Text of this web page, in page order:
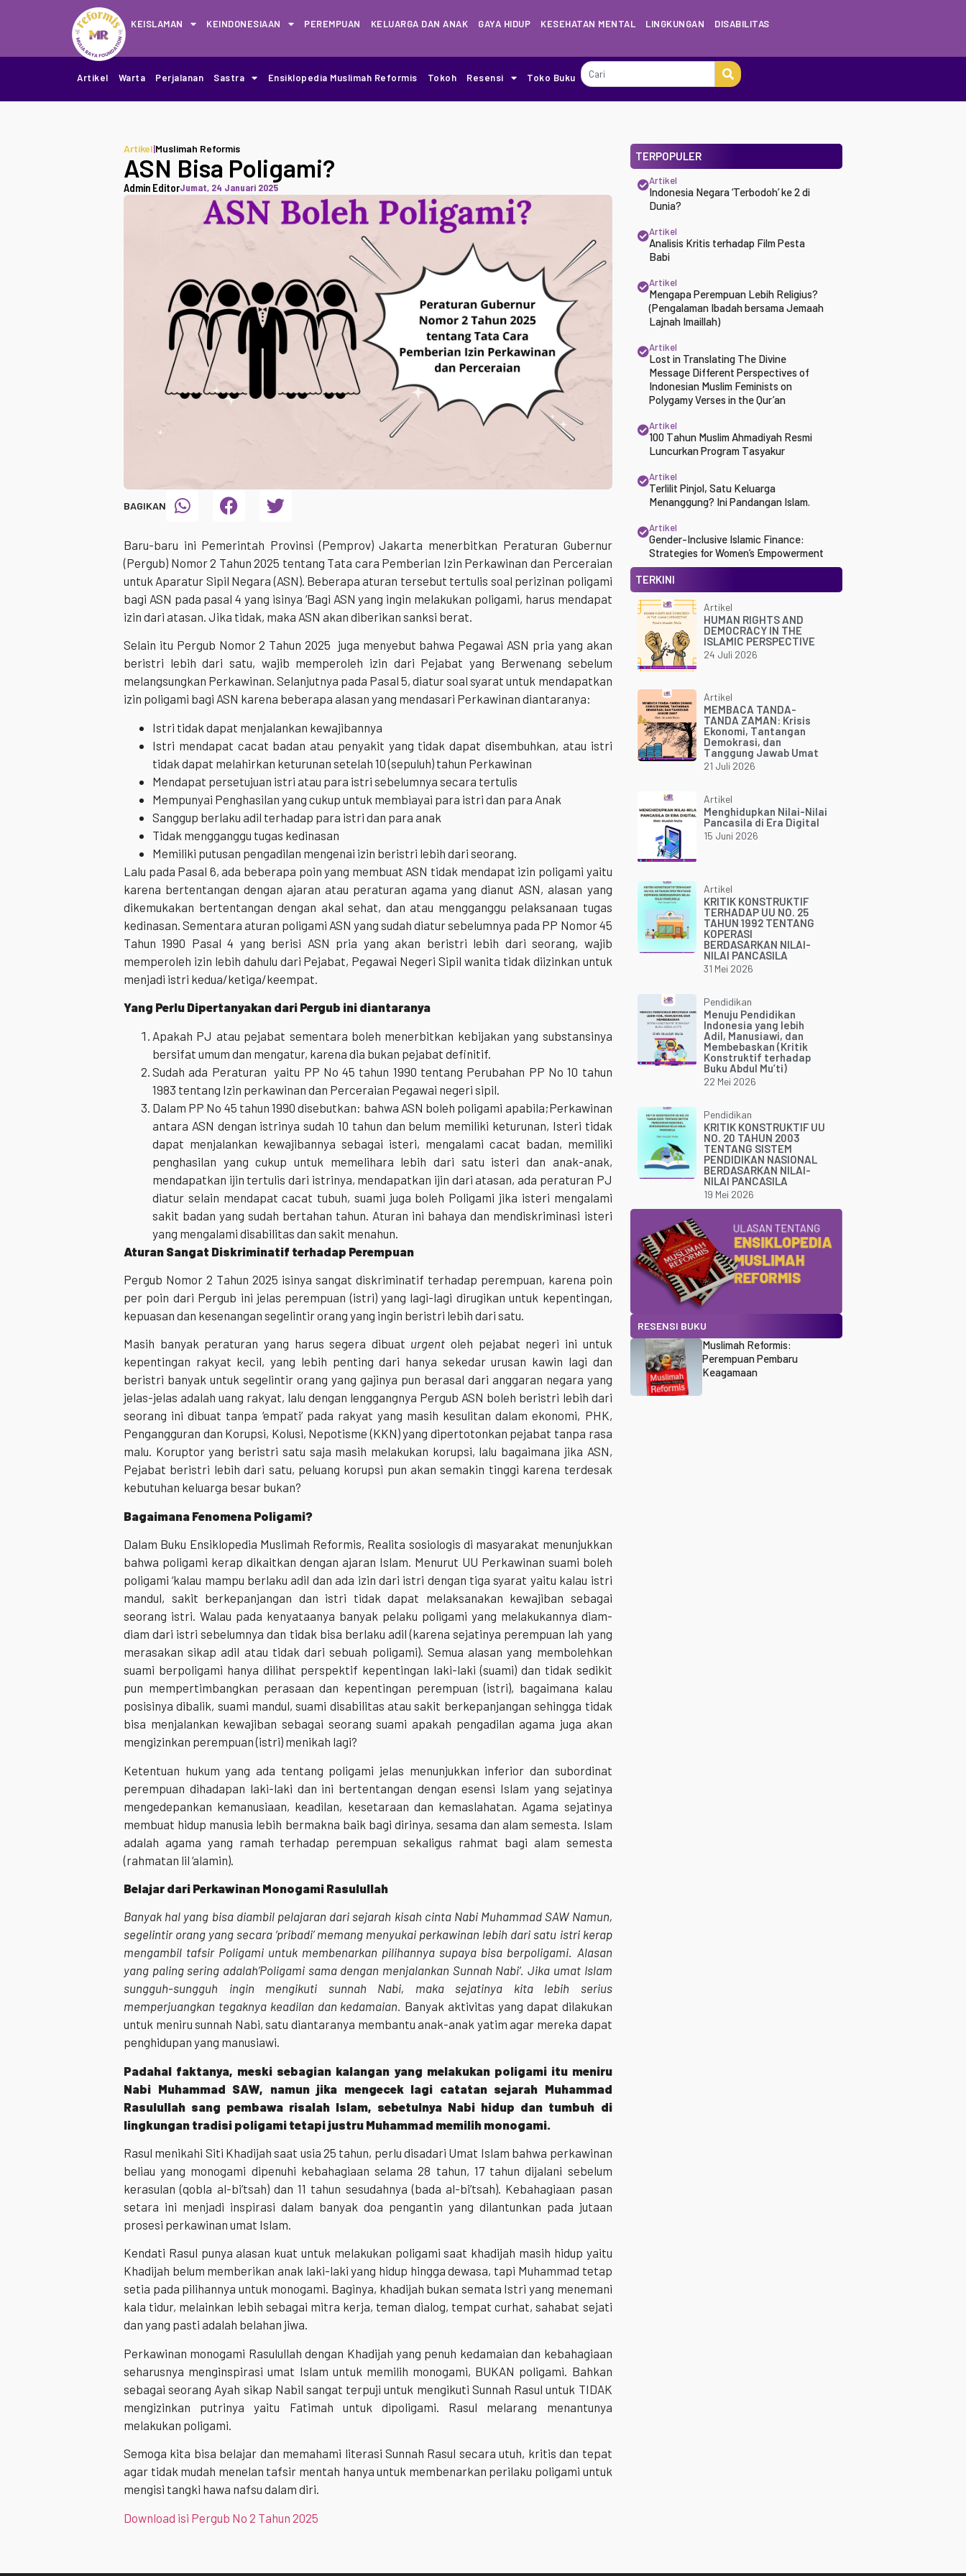
KEISLAMAN KEINDONESIAAN PEREMPUAN KELUARGA DAN ANAK GAYA HIDUP KESEHATAN MENTAL LINGKUNGAN DISABILITAS
Artikel Warta Perjalanan Sastra Ensiklopedia Muslimah Reformis Tokoh Resensi Toko Buku
Artikel|Muslimah Reformis
ASN Bisa Poligami?
Admin EditorJumat, 24 Januari 2025
BAGIKAN
Baru-baru ini Pemerintah Provinsi (Pemprov) Jakarta menerbitkan Peraturan Gubernur
(Pergub) Nomor 2 Tahun 2025 tentang Tata cara Pemberian Izin Perkawinan dan Perceraian
untuk Aparatur Sipil Negara (ASN). Beberapa aturan tersebut tertulis soal perizinan poligami
bagi ASN pada pasal 4 yang isinya ‘Bagi ASN yang ingin melakukan poligami, harus mendapat
izin dari atasan. Jika tidak, maka ASN akan diberikan sanksi berat.
Selain itu Pergub Nomor 2 Tahun 2025 juga menyebut bahwa Pegawai ASN pria yang akan
beristri lebih dari satu, wajib memperoleh izin dari Pejabat yang Berwenang sebelum
melangsungkan Perkawinan. Selanjutnya pada Pasal 5, diatur soal syarat untuk mendapatkan
izin poligami bagi ASN karena beberapa alasan yang mendasari Perkawinan diantaranya:
Istri tidak dapat menjalankan kewajibannya
Istri mendapat cacat badan atau penyakit yang tidak dapat disembuhkan, atau istri
tidak dapat melahirkan keturunan setelah 10 (sepuluh) tahun Perkawinan
Mendapat persetujuan istri atau para istri sebelumnya secara tertulis
Mempunyai Penghasilan yang cukup untuk membiayai para istri dan para Anak
Sanggup berlaku adil terhadap para istri dan para anak
Tidak mengganggu tugas kedinasan
Memiliki putusan pengadilan mengenai izin beristri lebih dari seorang.
Lalu pada Pasal 6, ada beberapa poin yang membuat ASN tidak mendapat izin poligami yaitu
karena bertentangan dengan ajaran atau peraturan agama yang dianut ASN, alasan yang
dikemukakan bertentangan dengan akal sehat, dan atau mengganggu pelaksanaan tugas
kedinasan. Sementara aturan poligami ASN yang sudah diatur sebelumnya pada PP Nomor 45
Tahun 1990 Pasal 4 yang berisi ASN pria yang akan beristri lebih dari seorang, wajib
memperoleh izin lebih dahulu dari Pejabat, Pegawai Negeri Sipil wanita tidak diizinkan untuk
menjadi istri kedua/ketiga/keempat.
Yang Perlu Dipertanyakan dari Pergub ini diantaranya
Apakah PJ atau pejabat sementara boleh menerbitkan kebijakan yang substansinya
bersifat umum dan mengatur, karena dia bukan pejabat definitif.
Sudah ada Peraturan yaitu PP No 45 tahun 1990 tentang Perubahan PP No 10 tahun
1983 tentang Izin perkawinan dan Perceraian Pegawai negeri sipil.
Dalam PP No 45 tahun 1990 disebutkan: bahwa ASN boleh poligami apabila;Perkawinan
antara ASN dengan istrinya sudah 10 tahun dan belum memiliki keturunan, Isteri tidak
dapat menjalankan kewajibannya sebagai isteri, mengalami cacat badan, memiliki
penghasilan yang cukup untuk memelihara lebih dari satu isteri dan anak-anak,
mendapatkan ijin tertulis dari istrinya, mendapatkan ijin dari atasan, ada peraturan PJ
diatur selain mendapat cacat tubuh, suami juga boleh Poligami jika isteri mengalami
sakit badan yang sudah bertahan tahun. Aturan ini bahaya dan mendiskriminasi isteri
yang mengalami disabilitas dan sakit menahun.
Aturan Sangat Diskriminatif terhadap Perempuan
Pergub Nomor 2 Tahun 2025 isinya sangat diskriminatif terhadap perempuan, karena poin
per poin dari Pergub ini jelas perempuan (istri) yang lagi-lagi dirugikan untuk kepentingan,
kepuasan dan kesenangan segelintir orang yang ingin beristri lebih dari satu.
Masih banyak peraturan yang harus segera dibuat urgent oleh pejabat negeri ini untuk
kepentingan rakyat kecil, yang lebih penting dari hanya sekedar urusan kawin lagi dan
beristri banyak untuk segelintir orang yang gajinya pun berasal dari anggaran negara yang
jelas-jelas adalah uang rakyat, lalu dengan lenggangnya Pergub ASN boleh beristri lebih dari
seorang ini dibuat tanpa ‘empati’ pada rakyat yang masih kesulitan dalam ekonomi, PHK,
Pengangguran dan Korupsi, Kolusi, Nepotisme (KKN) yang dipertotonkan pejabat tanpa rasa
malu. Koruptor yang beristri satu saja masih melakukan korupsi, lalu bagaimana jika ASN,
Pejabat beristri lebih dari satu, peluang korupsi pun akan semakin tinggi karena terdesak
kebutuhan keluarga besar bukan?
Bagaimana Fenomena Poligami?
Dalam Buku Ensiklopedia Muslimah Reformis, Realita sosiologis di masyarakat menunjukkan
bahwa poligami kerap dikaitkan dengan ajaran Islam. Menurut UU Perkawinan suami boleh
poligami ‘kalau mampu berlaku adil dan ada izin dari istri dengan tiga syarat yaitu kalau istri
mandul, sakit berkepanjangan dan istri tidak dapat melaksanakan kewajiban sebagai
seorang istri. Walau pada kenyataanya banyak pelaku poligami yang melakukannya diam-
diam dari istri sebelumnya dan tidak bisa berlaku adil (karena sejatinya perempuan lah yang
merasakan sikap adil atau tidak dari sebuah poligami). Semua alasan yang membolehkan
suami berpoligami hanya dilihat perspektif kepentingan laki-laki (suami) dan tidak sedikit
pun mempertimbangkan perasaan dan kepentingan perempuan (istri), bagaimana kalau
posisinya dibalik, suami mandul, suami disabilitas atau sakit berkepanjangan sehingga tidak
bisa menjalankan kewajiban sebagai seorang suami apakah pengadilan agama juga akan
mengizinkan perempuan (istri) menikah lagi?
Ketentuan hukum yang ada tentang poligami jelas menunjukkan inferior dan subordinat
perempuan dihadapan laki-laki dan ini bertentangan dengan esensi Islam yang sejatinya
mengedepankan kemanusiaan, keadilan, kesetaraan dan kemaslahatan. Agama sejatinya
membuat hidup manusia lebih bermakna baik bagi dirinya, sesama dan alam semesta. Islam
adalah agama yang ramah terhadap perempuan sekaligus rahmat bagi alam semesta
(rahmatan lil ‘alamin).
Belajar dari Perkawinan Monogami Rasulullah
Banyak hal yang bisa diambil pelajaran dari sejarah kisah cinta Nabi Muhammad SAW Namun,
segelintir orang yang secara ‘pribadi’ memang menyukai perkawinan lebih dari satu istri kerap
mengambil tafsir Poligami untuk membenarkan pilihannya supaya bisa berpoligami. Alasan
yang paling sering adalah’Poligami sama dengan menjalankan Sunnah Nabi’. Jika umat Islam
sungguh-sungguh ingin mengikuti sunnah Nabi, maka sejatinya kita lebih serius
memperjuangkan tegaknya keadilan dan kedamaian. Banyak aktivitas yang dapat dilakukan
untuk meniru sunnah Nabi, satu diantaranya membantu anak-anak yatim agar mereka dapat
penghidupan yang manusiawi.
Padahal faktanya, meski sebagian kalangan yang melakukan poligami itu meniru
Nabi Muhammad SAW, namun jika mengecek lagi catatan sejarah Muhammad
Rasulullah sang pembawa risalah Islam, sebetulnya Nabi hidup dan tumbuh di
lingkungan tradisi poligami tetapi justru Muhammad memilih monogami.
Rasul menikahi Siti Khadijah saat usia 25 tahun, perlu disadari Umat Islam bahwa perkawinan
beliau yang monogami dipenuhi kebahagiaan selama 28 tahun, 17 tahun dijalani sebelum
kerasulan (qobla al-bi’tsah) dan 11 tahun sesudahnya (bada al-bi’tsah). Kebahagiaan pasan
setara ini menjadi inspirasi dalam banyak doa pengantin yang dilantunkan pada jutaan
prosesi perkawinan umat Islam.
Kendati Rasul punya alasan kuat untuk melakukan poligami saat khadijah masih hidup yaitu
Khadijah belum memberikan anak laki-laki yang hidup hingga dewasa, tapi Muhammad tetap
setia pada pilihannya untuk monogami. Baginya, khadijah bukan semata Istri yang menemani
kala tidur, melainkan lebih sebagai mitra kerja, teman dialog, tempat curhat, sahabat sejati
dan yang pasti adalah belahan jiwa.
Perkawinan monogami Rasulullah dengan Khadijah yang penuh kedamaian dan kebahagiaan
seharusnya menginspirasi umat Islam untuk memilih monogami, BUKAN poligami. Bahkan
sebagai seorang Ayah sikap Nabil sangat terpuji untuk mengikuti Sunnah Rasul untuk TIDAK
mengizinkan putrinya yaitu Fatimah untuk dipoligami. Rasul melarang menantunya
melakukan poligami.
Semoga kita bisa belajar dan memahami literasi Sunnah Rasul secara utuh, kritis dan tepat
agar tidak mudah menelan tafsir mentah hanya untuk membenarkan perilaku poligami untuk
mengisi tangki hawa nafsu dalam diri.
Download isi Pergub No 2 Tahun 2025
TERPOPULER
Artikel
Indonesia Negara ‘Terbodoh’ ke 2 di
Dunia?
Artikel
Analisis Kritis terhadap Film Pesta
Babi
Artikel
Mengapa Perempuan Lebih Religius?
(Pengalaman Ibadah bersama Jemaah
Lajnah Imaillah)
Artikel
Lost in Translating The Divine
Message Different Perspectives of
Indonesian Muslim Feminists on
Polygamy Verses in the Qur’an
Artikel
100 Tahun Muslim Ahmadiyah Resmi
Luncurkan Program Tasyakur
Artikel
Terlilit Pinjol, Satu Keluarga
Menanggung? Ini Pandangan Islam.
Artikel
Gender-Inclusive Islamic Finance:
Strategies for Women’s Empowerment
TERKINI
Artikel
HUMAN RIGHTS AND
DEMOCRACY IN THE
ISLAMIC PERSPECTIVE
24 Juli 2026
Artikel
MEMBACA TANDA-
TANDA ZAMAN: Krisis
Ekonomi, Tantangan
Demokrasi, dan
Tanggung Jawab Umat
21 Juli 2026
Artikel
Menghidupkan Nilai-Nilai
Pancasila di Era Digital
15 Juni 2026
Artikel
KRITIK KONSTRUKTIF
TERHADAP UU NO. 25
TAHUN 1992 TENTANG
KOPERASI
BERDASARKAN NILAI-
NILAI PANCASILA
31 Mei 2026
Pendidikan
Menuju Pendidikan
Indonesia yang lebih
Adil, Manusiawi, dan
Membebaskan (Kritik
Konstruktif terhadap
Buku Abdul Mu’ti)
22 Mei 2026
Pendidikan
KRITIK KONSTRUKTIF UU
NO. 20 TAHUN 2003
TENTANG SISTEM
PENDIDIKAN NASIONAL
BERDASARKAN NILAI-
NILAI PANCASILA
19 Mei 2026
RESENSI BUKU
Muslimah Reformis:
Perempuan Pembaru
Keagamaan